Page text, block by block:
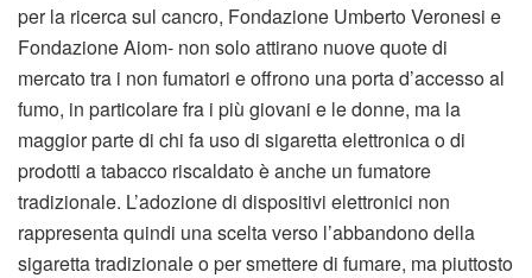
per la ricerca sul cancro, Fondazione Umberto Veronesi e
Fondazione Aiom- non solo attirano nuove quote di
mercato tra i non fumatori e offrono una porta d’accesso al
fumo, in particolare fra i più giovani e le donne, ma la
maggior parte di chi fa uso di sigaretta elettronica o di
prodotti a tabacco riscaldato è anche un fumatore
tradizionale. L’adozione di dispositivi elettronici non
rappresenta quindi una scelta verso l’abbandono della
sigaretta tradizionale o per smettere di fumare, ma piuttosto